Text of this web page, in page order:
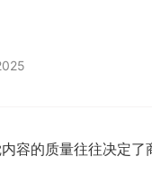
容的质量往往决定了